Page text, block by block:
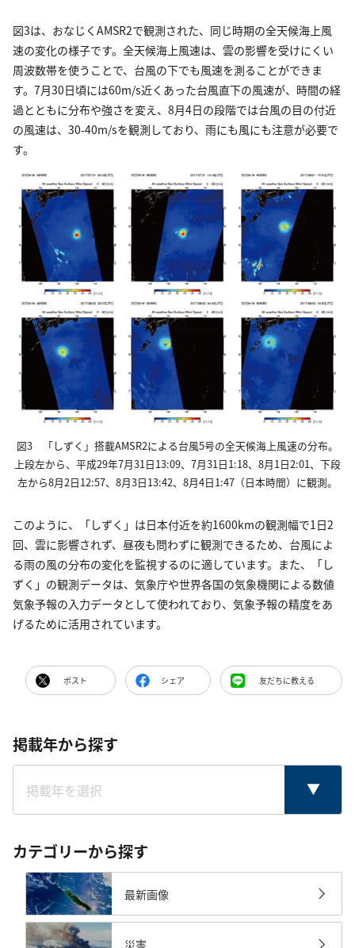
図3は、おなじくAMSR2で観測された、同じ時期の全天候海上風
速の変化の様子です。全天候海上風速は、雲の影響を受けにくい
周波数帯を使うことで、台風の下でも風速を測ることができま
す。7月30日頃には60m/s近くあった台風直下の風速が、時間の経
過とともに分布や強さを変え、8月4日の段階では台風の目の付近
の風速は、30-40m/sを観測しており、雨にも風にも注意が必要で
す。
図3 「しずく」搭載AMSR2による台風5号の全天候海上風速の分布。
上段左から、平成29年7月31日13:09、7月31日1:18、8月1日2:01、下段
左から8月2日12:57、8月3日13:42、8月4日1:47（日本時間）に観測。
このように、「しずく」は日本付近を約1600kmの観測幅で1日2
回、雲に影響されず、昼夜も問わずに観測できるため、台風によ
る雨の風の分布の変化を監視するのに適しています。また、「し
ずく」の観測データは、気象庁や世界各国の気象機関による数値
気象予報の入力データとして使われており、気象予報の精度をあ
げるために活用されています。
ポスト シェア 友だちに教える
掲載年から探す
カテゴリーから探す
最新画像
災害